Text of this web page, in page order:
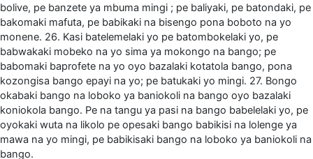
bolive, pe banzete ya mbuma mingi ; pe baliyaki, pe batondaki, pe
bakomaki mafuta, pe babikaki na bisengo pona boboto na yo
monene. 26. Kasi batelemelaki yo pe batombokelaki yo, pe
babwakaki mobeko na yo sima ya mokongo na bango; pe
babomaki baprofete na yo oyo bazalaki kotatola bango, pona
kozongisa bango epayi na yo; pe batukaki yo mingi. 27. Bongo
okabaki bango na loboko ya baniokoli na bango oyo bazalaki
koniokola bango. Pe na tangu ya pasi na bango babelelaki yo, pe
oyokaki wuta na likolo pe opesaki bango babikisi na lolenge ya
mawa na yo mingi, pe babikisaki bango na loboko ya baniokoli na
bango.